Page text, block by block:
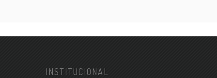
INSTITUCIONAL